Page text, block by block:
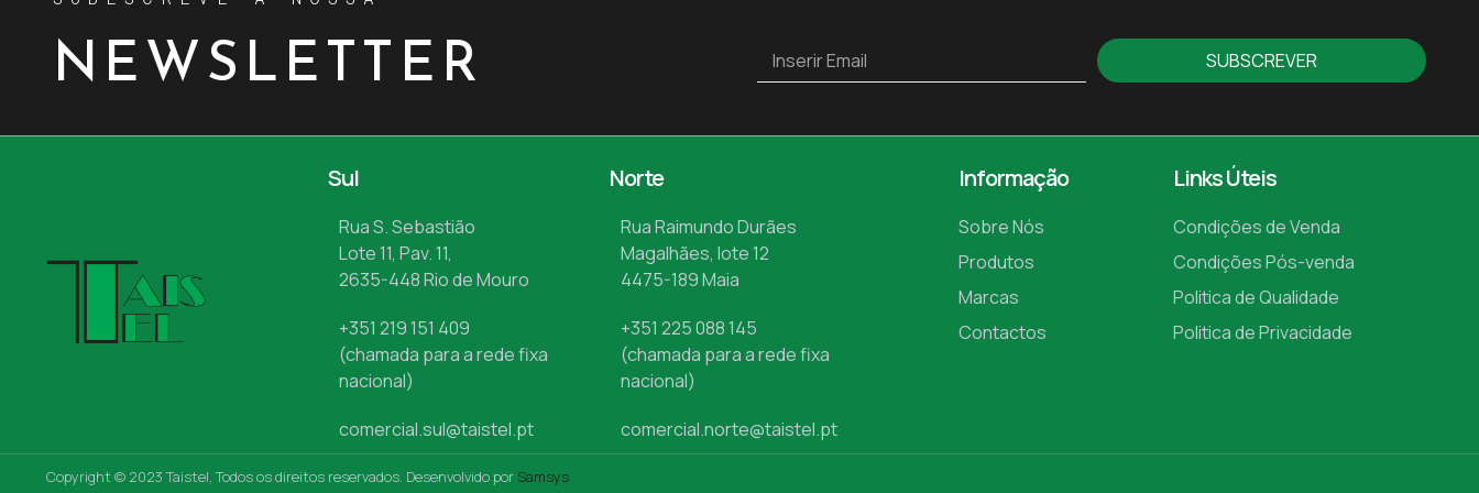
NEWSLETTER SUBSCREVER
Sul
Rua S. Sebastião
Lote 11, Pav. 11,
2635-448 Rio de Mouro
+351 219 151 409
(chamada para a rede fixa
nacional)
comercial.sul@taistel.pt
Norte
Rua Raimundo Durães
Magalhães, lote 12
4475-189 Maia
+351 225 088 145
(chamada para a rede fixa
nacional)
comercial.norte@taistel.pt
Informação
Sobre Nós
Produtos
Marcas
Contactos
Links Úteis
Condições de Venda
Condições Pós-venda
Politica de Qualidade
Politica de Privacidade
Copyright © 2023 Taistel, Todos os direitos reservados. Desenvolvido por Samsys